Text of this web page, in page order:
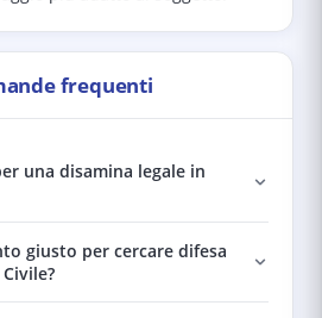
frequenti
una disamina legale in
giusto per cercare difesa